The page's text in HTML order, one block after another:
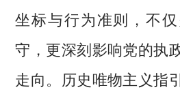
坐标与行为准则，不
守，更深刻影响党的执
走向。历史唯物主义指